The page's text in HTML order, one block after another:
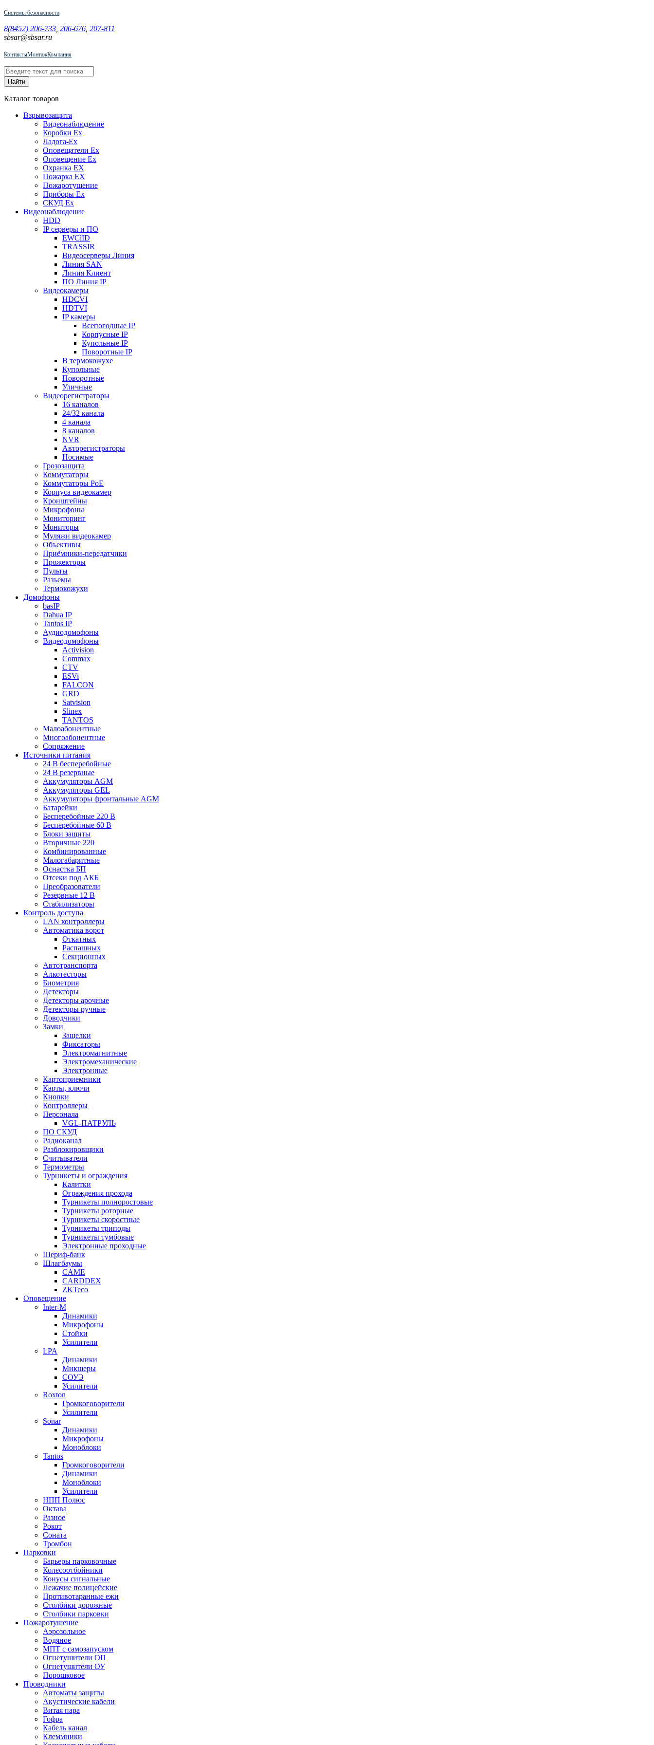
Системы безопасности
8(8452) 206-733 206-676 207-811
sbsar@sbsar.ru
КонтактыМонтажКомпания
Каталог товаров
Взрывозащита
Видеонаблюдение
Коробки Ex
Ладога-Ex
Оповещатели Ex
Оповещение Ex
Охранка EX
Пожарка EX
Пожаротушение
Приборы Ex
СКУД Ex
Видеонаблюдение
HDD
IP серверы и ПО
EWClID
TRASSIR
Видеосерверы Линия
Линия SAN
Линия Клиент
ПО Линия IP
Видеокамеры
HDCVI
HDTVI
IP камеры
Всепогодные IP
Корпусные IP
Купольные IP
Поворотные IP
В термокожухе
Купольные
Поворотные
Уличные
Видеорегистраторы
16 каналов
24/32 канала
4 канала
8 каналов
NVR
Авторегистраторы
Носимые
Грозозащита
Коммутаторы
Коммутаторы PoE
Корпуса видеокамер
Кронштейны
Микрофоны
Мониторинг
Мониторы
Муляжи видеокамер
Объективы
Приёмники-передатчики
Прожекторы
Пульты
Разъемы
Термокожухи
Домофоны
basIP
Dahua IP
Tantos IP
Аудиодомофоны
Видеодомофоны
Activision
Commax
CTV
ESVi
FALCON
GRD
Satvision
Slinex
TANTOS
Малоабонентные
Многоабонентные
Сопряжение
Источники питания
24 В бесперебойные
24 В резервные
Аккумуляторы AGM
Аккумуляторы GEL
Аккумуляторы фронтальные AGM
Батарейки
Бесперебойные 220 В
Бесперебойные 60 В
Блоки защиты
Вторичные 220
Комбинированные
Малогабаритные
Оснастка БП
Отсеки под АКБ
Преобразователи
Резервные 12 В
Стабилизаторы
Контроль доступа
LAN контроллеры
Автоматика ворот
Откатных
Распашных
Секционных
Автотранспорта
Алкотесторы
Биометрия
Детекторы
Детекторы арочные
Детекторы ручные
Доводчики
Замки
Защелки
Фиксаторы
Электромагнитные
Электромеханические
Электронные
Картоприемники
Карты, ключи
Кнопки
Контроллеры
Персонала
VGL-ПАТРУЛЬ
ПО СКУД
Радиоканал
Разблокировщики
Считыватели
Термометры
Турникеты и ограждения
Калитки
Ограждения прохода
Турникеты полноростовые
Турникеты роторные
Турникеты скоростные
Турникеты триподы
Турникеты тумбовые
Электронные проходные
Шериф-банк
Шлагбаумы
CAME
CARDDEX
ZKTeco
Оповещение
Inter-M
Динамики
Микрофоны
Стойки
Усилители
LPA
Динамики
Микшеры
СОУЭ
Усилители
Roxton
Громкоговорители
Усилители
Sonar
Динамики
Микрофоны
Моноблоки
Tantos
Громкоговорители
Динамики
Моноблоки
Усилители
НПП Полюс
Октава
Разное
Рокот
Соната
Тромбон
Парковки
Барьеры парковочные
Колесоотбойники
Конусы сигнальные
Лежачие полицейские
Противотаранные ежи
Столбики дорожные
Столбики парковки
Пожаротушение
Аэрозольное
Водяное
МПТ с самозапуском
Огнетушители ОП
Огнетушители ОУ
Порошковое
Проводники
Автоматы защиты
Акустические кабели
Витая пара
Гофра
Кабель канал
Клеммники